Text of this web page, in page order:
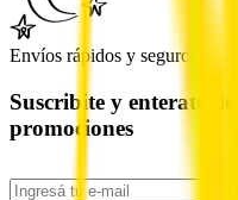
Envíos rápidos y seguros
Suscribite y enterate
promociones